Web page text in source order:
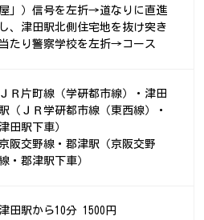
屋」）信号を左折→道なりに直進
し、津田駅北側住宅地を抜け突き
当たり警察学校を左折→コース
ＪＲ片町線（学研都市線）・津田
駅（ＪＲ学研都市線（東西線）・
津田駅下車）
阪交野線・郡津駅（京阪交野
・郡津駅下車）
津田駅から10分 1500円